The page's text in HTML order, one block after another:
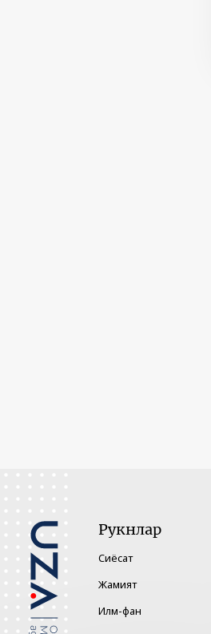
Рукнлар
Сиёсат
Жамият
Илм-фан